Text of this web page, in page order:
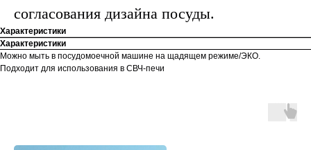
согласования дизайна посуды.
Характеристики
Характеристики
Можно мыть в посудомоечной машине на щадящем режиме/ЭКО.
Подходит для использования в СВЧ-печи